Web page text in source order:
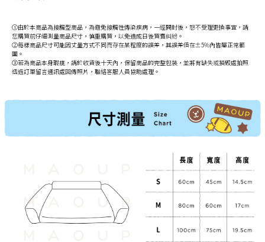
①由於本商品為接觸型商品，為避免接觸性傳染疾病，一經開封後，恕不受理更換事宜，請
您購買前仔細測量商品尺寸，慎重購買，以免造成日後買賣糾紛。
②每樣商品尺寸可能因丈量方式不同而存在某程度的誤差，其誤差值在±5%內皆屬正常範
圍。
③若為商品本身瑕疵，請於收貨後十天內，保留商品的完整包裝，並將有缺失或損毀處拍照
透過訂單留言通訊處回傳照片，聯絡客服人員協助處理。